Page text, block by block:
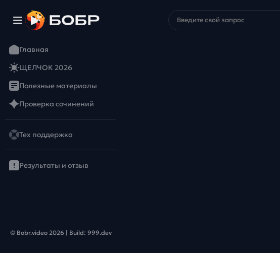
Главная
ЩЕЛЧОК 2026
Полезные материалы
Проверка сочинений
Тех поддержка
Результаты и отзыв
© Bobr.video 2026 | Build: 999.dev